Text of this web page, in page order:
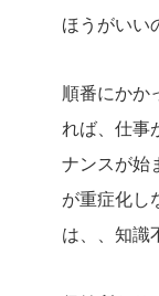
ほうがいい
順番にかか
れば、仕事
ナンスが始
が重症化し
は、、知識